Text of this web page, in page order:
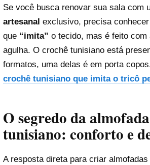
Se você busca renovar sua sala com
artesanal exclusivo, precisa
que “imita” o tecido, mas é feito com
agulha. O crochê tunisiano está
formatos, uma delas é em porta
crochê tunisiano que imita o tricô
O segredo da
tunisiano: conforto e
A resposta direta para criar